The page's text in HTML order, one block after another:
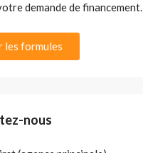
demande de financement.
les formules
nous